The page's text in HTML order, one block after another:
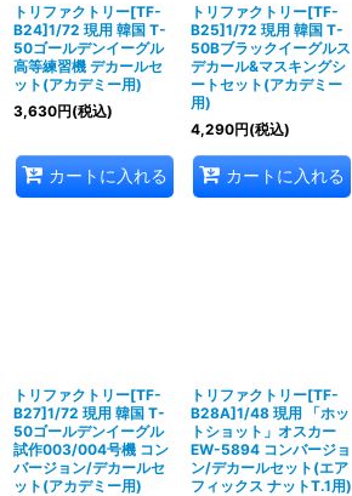
トリファクトリー[TF-
B24]1/72 現用 韓国 T-
50ゴールデンイーグル
高等練習機 デカールセ
ット(アカデミー用)
3,630円(税込)
カートに入れる
トリファクトリー[TF-
B25]1/72 現用 韓国 T-
50Bブラックイーグルス
デカール&マスキングシ
ートセット(アカデミー
用)
4,290円(税込)
カートに入れる
トリファクトリー[TF-
B27]1/72 現用 韓国 T-
50ゴールデンイーグル
試作003/004号機 コン
バージョン/デカールセ
ット(アカデミー用)
トリファクトリー[TF-
B28A]1/48 現用 「ホッ
トショット」オスカー
EW-5894 コンバージョ
ン/デカールセット(エア
フィックス ナットT.1用)